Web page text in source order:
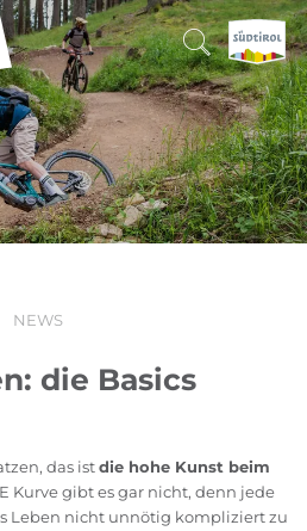
NEWS
die Basics
das istdie hohe Kunst beim
Kurve gibt es gar nicht, denn jede
Leben nicht unnötig kompliziert zu